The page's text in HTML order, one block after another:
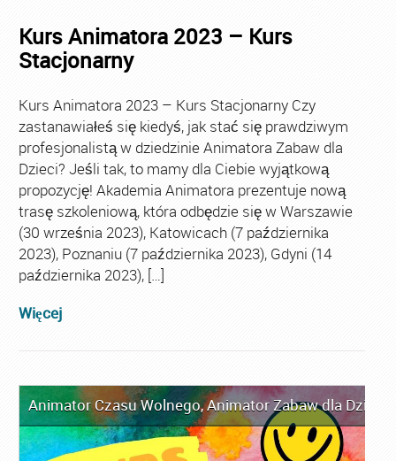
Kurs Animatora 2023 – Kurs
Stacjonarny
Kurs Animatora 2023 – Kurs Stacjonarny Czy
zastanawiałeś się kiedyś, jak stać się prawdziwym
profesjonalistą w dziedzinie Animatora Zabaw dla
Dzieci? Jeśli tak, to mamy dla Ciebie wyjątkową
propozycję! Akademia Animatora prezentuje nową
trasę szkoleniową, która odbędzie się w Warszawie
(30 września 2023), Katowicach (7 października
2023), Poznaniu (7 października 2023), Gdyni (14
października 2023), […]
Więcej
Animator Czasu Wolnego,Animator Zabaw dla Dzieci